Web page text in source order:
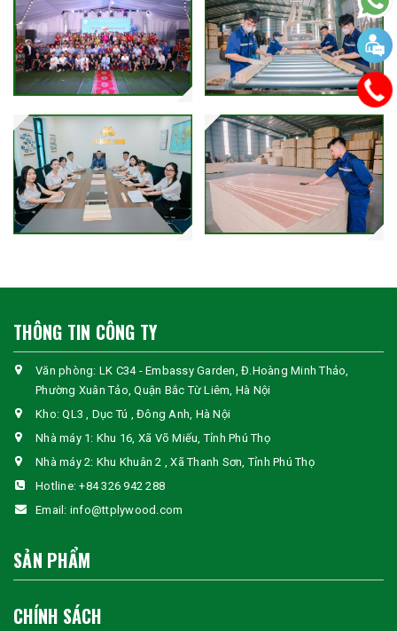
THÔNG TIN CÔNG TY
Văn phòng: LK C34 - Embassy Garden, Đ.Hoàng Minh Thảo,
Phường Xuân Tảo, Quận Bắc Từ Liêm, Hà Nội
Kho: QL3 , Dục Tú , Đông Anh, Hà Nội
Nhà máy 1: Khu 16, Xã Võ Miếu, Tỉnh Phú Thọ
Nhà máy 2: Khu Khuân 2 , Xã Thanh Sơn, Tỉnh Phú Thọ
Hotline:+84 326 942 288
Email: info@ttplywood.com
SẢN PHẨM
CHÍNH SÁCH